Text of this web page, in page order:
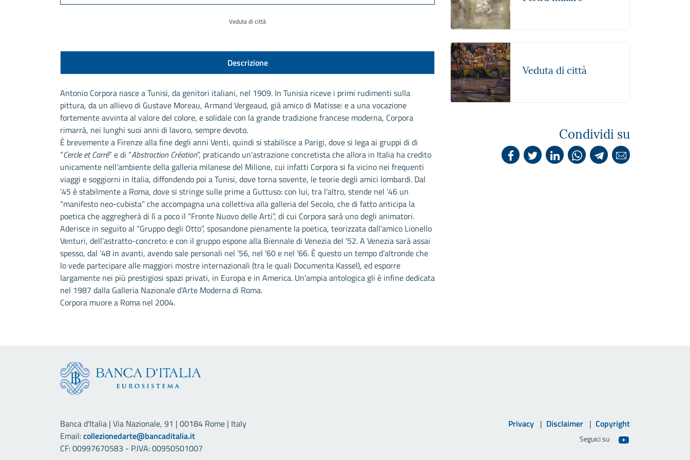
Veduta di città
Descrizione
Antonio Corpora nasce a Tunisi, da genitori italiani, nel 1909. In Tunisia riceve i primi rudimenti sulla
pittura, da un allievo di Gustave Moreau, Armand Vergeaud, già amico di Matisse: e a una vocazione
fortemente avvinta al valore del colore, e solidale con la grande tradizione francese moderna, Corpora
rimarrà, nei lunghi suoi anni di lavoro, sempre devoto.
È brevemente a Firenze alla fine degli anni Venti, quindi si stabilisce a Parigi, dove si lega ai gruppi di di
“Cercle et Carré” e di “Abstraction Création”, praticando un’astrazione concretista che allora in Italia ha credito
unicamente nell’ambiente della galleria milanese del Milione, cui infatti Corpora si fa vicino nei frequenti
viaggi e soggiorni in Italia, diffondendo poi a Tunisi, dove torna sovente, le teorie degli amici lombardi. Dal
’45 è stabilmente a Roma, dove si stringe sulle prime a Guttuso: con lui, tra l’altro, stende nel ’46 un
“manifesto neo-cubista” che accompagna una collettiva alla galleria del Secolo, che di fatto anticipa la
poetica che aggregherà di lì a poco il “Fronte Nuovo delle Arti”, di cui Corpora sarà uno degli animatori.
Aderisce in seguito al “Gruppo degli Otto”, sposandone pienamente la poetica, teorizzata dall’amico Lionello
Venturi, dell’astratto-concreto: e con il gruppo espone alla Biennale di Venezia del ’52. A Venezia sarà assai
spesso, dal ’48 in avanti, avendo sale personali nel ’56, nel ’60 e nel ’66. È questo un tempo d’altronde che
lo vede partecipare alle maggiori mostre internazionali (tra le quali Documenta Kassel), ed esporre
largamente nei più prestigiosi spazi privati, in Europa e in America. Un’ampia antologica gli è infine dedicata
nel 1987 dalla Galleria Nazionale d’Arte Moderna di Roma.
Corpora muore a Roma nel 2004.
Veduta di città
Condividi su
Banca d'Italia | Via Nazionale, 91 | 00184 Rome | Italy
Email:collezionedarte@bancaditalia.it
CF: 00997670583 - P.IVA: 00950501007
Privacy Disclaimer Copyright
Seguici su